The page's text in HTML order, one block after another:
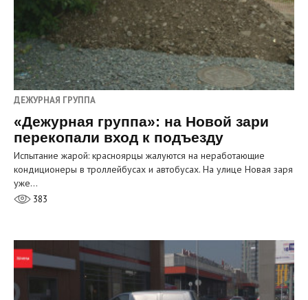
ДЕЖУРНАЯ ГРУППА
«Дежурная группа»: на Новой зари
перекопали вход к подъезду
Испытание жарой: красноярцы жалуются на неработающие
кондиционеры в троллейбусах и автобусах. На улице Новая заря
уже…
383